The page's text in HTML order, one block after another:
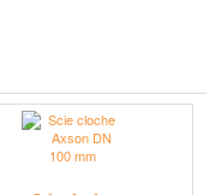
séparément)
série AC, conforme à la